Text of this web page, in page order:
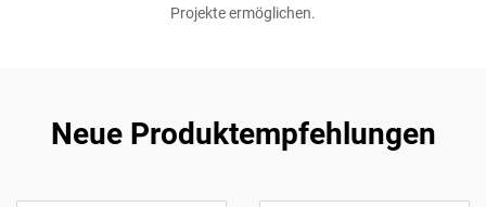
Projekte ermöglichen.
Neue Produktempfehlungen